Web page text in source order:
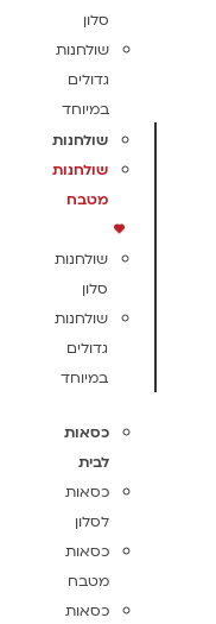
סלון
שולחנות
גדולים
במיוחד
שולחנות
שולחנות
מטבח
שולחנות
סלון
שולחנות
גדולים
במיוחד
כסאות
לבית
כסאות
לסלון
כסאות
מטבח
כסאות